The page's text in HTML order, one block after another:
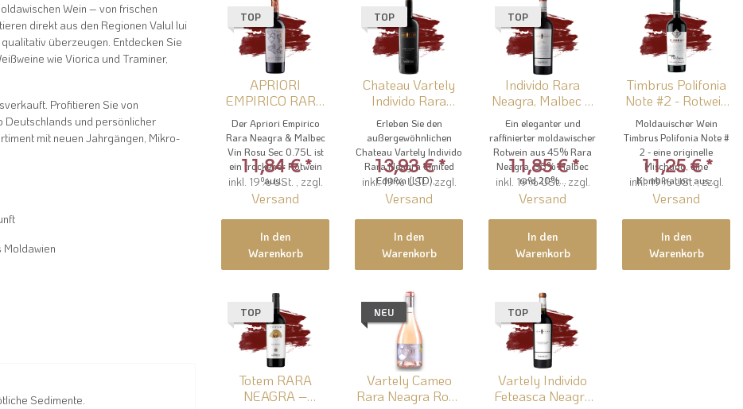
Wein – von frischen
direkt aus den Regionen Valul lui
überzeugen. Entdecken Sie
wie Viorica und Traminer,
Profitieren Sie von
Deutschlands und persönlicher
mit neuen Jahrgängen, Mikro-
Sedimente.
TOP
APRIORI
EMPIRICO RARA
NEAGRA &
MALBEC VIN
ROSU SEC -
Apriori Rotwein
Der Apriori Empirico
Rara Neagra & Malbec
Vin Rosu Sec 0.75L ist
ein trockener Rotwein
aus...
11,84 €*
inkl. 19% USt. , zzgl.
Versand
In den
Warenkorb
TOP
Chateau Vartely
Individo Rara
Neagra Limited Ed
Erleben Sie den
außergewöhnlichen
Chateau Vartely Individo
Rara Neagra Limited
Edition (LTD),...
13,93 €*
inkl. 19% USt. , zzgl.
Versand
In den
Warenkorb
TOP
Individo Rara
Neagra, Malbec &
Syrah – Rotwein
Cuvée von...
Ein eleganter und
raffinierter moldawischer
Rotwein aus 45% Rara
Neagra, 35% Malbec
und 20%...
11,85 €*
inkl. 19% USt. , zzgl.
Versand
In den
Warenkorb
Timbrus Polifonia
Note #2 - Rotwein
von Timbrus
Moldauischer Wein
Timbrus Polifonia Note #
2 - eine originelle
Mischung, eine
Kombination aus...
11,25 €*
inkl. 19% USt. , zzgl.
Versand
In den
Warenkorb
TOP
Totem RARA
NEAGRA –
NEU
Vartely Cameo
Rara Neagra Rose
TOP
Vartely Individo
Feteasca Neagra